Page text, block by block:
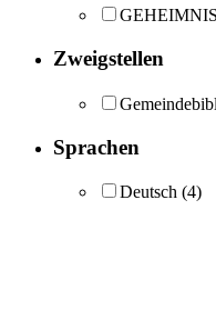
Zweigstellen
Sprachen
Deutsch (4)